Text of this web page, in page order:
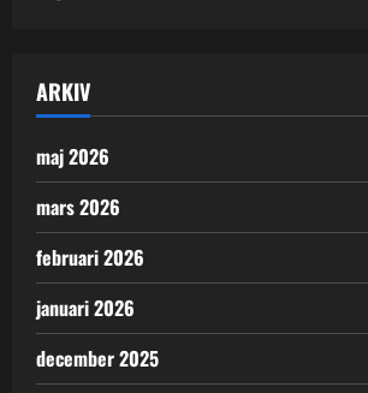
ARKIV
maj 2026
mars 2026
februari 2026
januari 2026
december 2025